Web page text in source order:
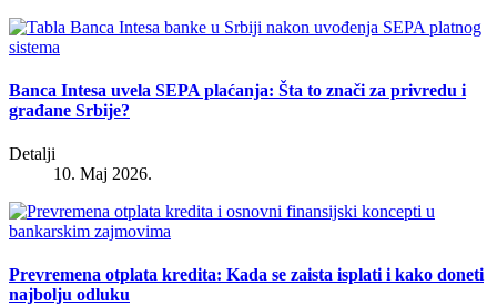
Banca Intesa uvela SEPA plaćanja: Šta to znači za privredu i
građane Srbije?
Detalji
10. Maj 2026.
Prevremena otplata kredita: Kada se zaista isplati i kako doneti
najbolju odluku